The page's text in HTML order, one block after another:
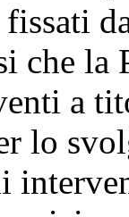
che la
a
lo